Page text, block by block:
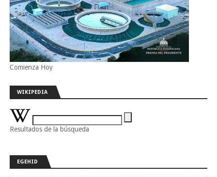
Comienza Hoy
WIKIPEDIA
Resultados de la búsqueda
EGEHID